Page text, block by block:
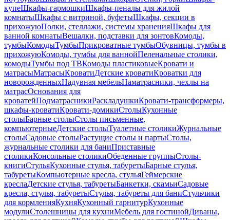
купеШкафы-гармошкиШкафы-пеналы для жилой
комнатыШкафы с витриной, буфетыШкафы, секции в
прихожуюПолки, стеллажи, системы храненияШкафы для
ванной комнатыВешалки, подставки для зонтовКомоды,
тумбыКомодыТумбыПрикроватные тумбыОбувницы, тумбы в
прихожуюКомоды, тумбы для ваннойПеленальные столики,
комодыТумбы под ТВКомоды пластиковыеКровати и
матрасыМатрасыКроватиДетские кроватиКроватки для
новорожденныхНадувная мебельНаматрасники, чехлы на
матрасОснования для
кроватейПодматрасникиРаскладушкиКровати-трансформеры,
шкафы-кроватиКровати-домикиСтолыКухонные
столыБарные столыСтолы письменные,
компьютерныеДетские столыТуалетные столикиЖурнальные
столыСадовые столыРастущие столы и партыСтолы,
журнальные столики для баниПриставные
столикиКонсольные столикиОбеденные группыСтолы-
книгиСтульяКухонные стулья, табуретыБарные стулья,
табуретыКомпьютерные кресла, стульяГеймерские
креслаДетские стулья, табуретыБанкетки, скамьиСадовые
кресла, стулья, табуретыСтулья, табуреты для баниСтульчики
для кормленияКухняКухонный гарнитурКухонные
модулиСтолешницы для кухниМебель для гостинойДиваны,